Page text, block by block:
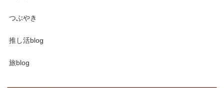
つぶやき
推し活blog
旅blog